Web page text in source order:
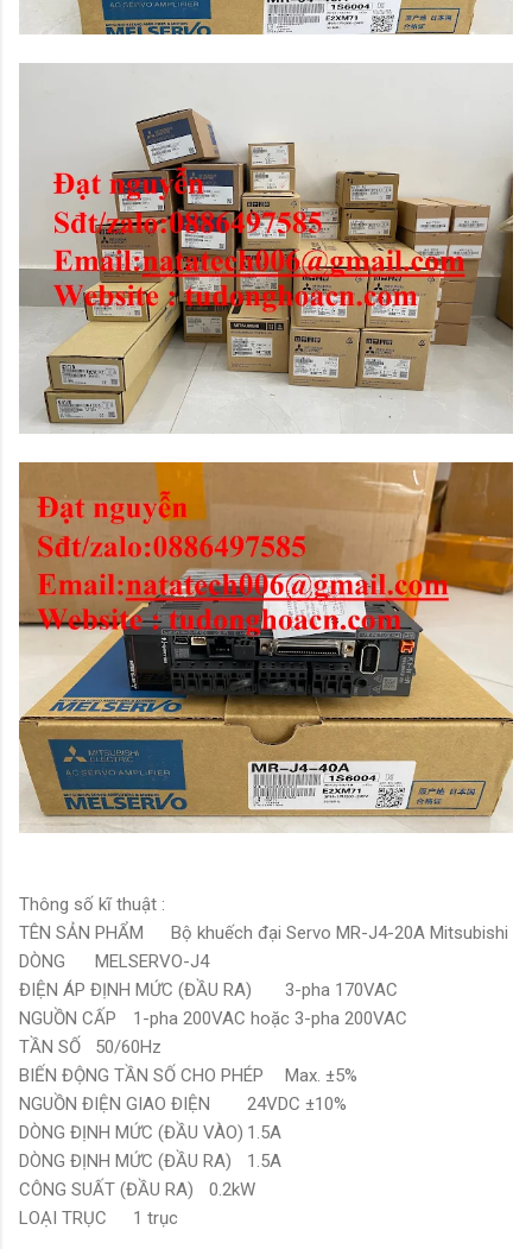
Thông số kĩ thuật :
TÊN SẢN PHẨM
Bộ khuếch đại Servo MR-J4-20A Mitsubishi
DÒNG
MELSERVO-J4
ĐIỆN ÁP ĐỊNH MỨC (ĐẦU RA)
3-pha 170VAC
NGUỒN CẤP
1-pha 200VAC hoặc 3-pha 200VAC
TẦN SỐ
50/60Hz
BIẾN ĐỘNG TẦN SỐ CHO PHÉP
Max. ±5%
NGUỒN ĐIỆN GIAO ĐIỆN
24VDC ±10%
DÒNG ĐỊNH MỨC (ĐẦU VÀO) 1.5A
DÒNG ĐỊNH MỨC (ĐẦU RA)
1.5A
CÔNG SUẤT (ĐẦU RA)
0.2kW
LOẠI TRỤC
1 trục